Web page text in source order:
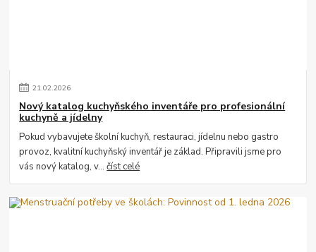
21.02.2026
Nový katalog kuchyňského inventáře pro profesionální
kuchyně a jídelny
Pokud vybavujete školní kuchyň, restauraci, jídelnu nebo gastro
provoz, kvalitní kuchyňský inventář je základ. Připravili jsme pro
vás nový katalog, v...číst celé